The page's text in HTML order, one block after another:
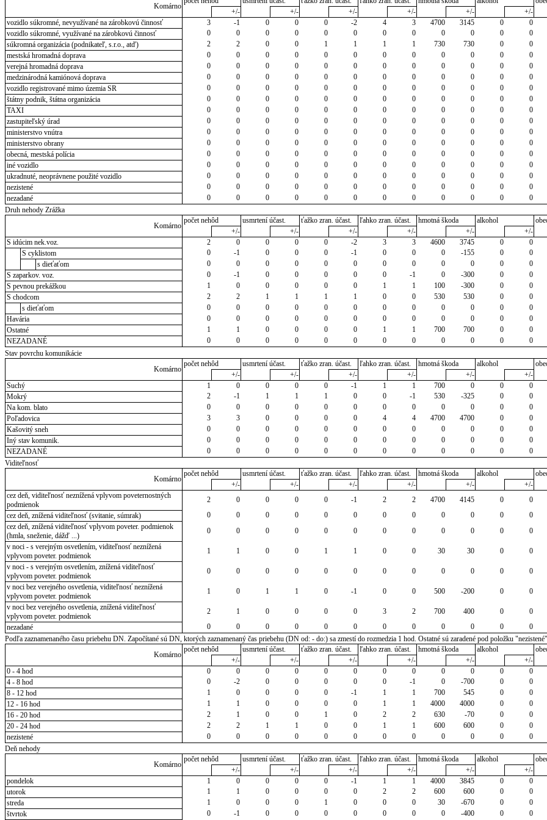
Komárno
+/-
+/- +/- +/- +/- +/-
vozidlo súkromné, nevyužívané na zárobkovú činnosť
3 -1 0 0 0 -2 4 3 4700 3145 0 0
vozidlo súkromné, využívané na zárobkovú činnosť
0 0 0 0 0 0 0 0 0 0 0 0
súkromná organizácia (podnikateľ, s.r.o., atď)
2 2 0 0 1 1 1 1 730 730 0 0
mestská hromadná doprava
0 0 0 0 0 0 0 0 0 0 0 0
verejná hromadná doprava
0 0 0 0 0 0 0 0 0 0 0 0
medzinárodná kamiónová doprava
0 0 0 0 0 0 0 0 0 0 0 0
vozidlo registrované mimo územia SR
0 0 0 0 0 0 0 0 0 0 0 0
štátny podnik, štátna organizácia
0 0 0 0 0 0 0 0 0 0 0 0
TAXI
0 0 0 0 0 0 0 0 0 0 0 0
zastupiteľský úrad
0 0 0 0 0 0 0 0 0 0 0 0
ministerstvo vnútra
0 0 0 0 0 0 0 0 0 0 0 0
ministerstvo obrany
0 0 0 0 0 0 0 0 0 0 0 0
obecná, mestská polícia
0 0 0 0 0 0 0 0 0 0 0 0
iné vozidlo
0 0 0 0 0 0 0 0 0 0 0 0
ukradnuté, neoprávnene použité vozidlo
0 0 0 0 0 0 0 0 0 0 0 0
nezistené
0 0 0 0 0 0 0 0 0 0 0 0
nezadané
0 0 0 0 0 0 0 0 0 0 0 0
Druh nehody Zrážka
Komárno
počet nehôd usmrtení účast. ťažko zran. účast. ľahko zran. účast. hmotná škoda alkohol
+/-
+/- +/- +/- +/- +/-
S idúcim nek.voz.
2 0 0 0 0 -2 3 3 4600 3745 0 0
S cyklistom
0 -1 0 0 0 -1 0 0 0 -155 0 0
s dieťaťom
0 0 0 0 0 0 0 0 0 0 0 0
S zaparkov. voz.
0 -1 0 0 0 0 0 -1 0 -300 0 0
S pevnou prekážkou
1 0 0 0 0 0 1 1 100 -300 0 0
S chodcom
2 2 1 1 1 1 0 0 530 530 0 0
s dieťaťom
0 0 0 0 0 0 0 0 0 0 0 0
Havária
0 0 0 0 0 0 0 0 0 0 0 0
Ostatné
1 1 0 0 0 0 1 1 700 700 0 0
NEZADANÉ
0 0 0 0 0 0 0 0 0 0 0 0
Stav povrchu komunikácie
Komárno
počet nehôd usmrtení účast. ťažko zran. účast. ľahko zran. účast. hmotná škoda alkohol
+/-
+/- +/- +/- +/- +/-
Suchý
1 0 0 0 0 -1 1 1 700 0 0 0
Mokrý
2 -1 1 1 1 0 0 -1 530 -325 0 0
Na kom. blato
0 0 0 0 0 0 0 0 0 0 0 0
Poľadovica
3 3 0 0 0 0 4 4 4700 4700 0 0
Kašovitý sneh
0 0 0 0 0 0 0 0 0 0 0 0
Iný stav komunik.
0 0 0 0 0 0 0 0 0 0 0 0
NEZADANÉ
0 0 0 0 0 0 0 0 0 0 0 0
Viditeľnosť
Komárno
počet nehôd usmrtení účast. ťažko zran. účast. ľahko zran. účast. hmotná škoda alkohol
+/-
+/- +/- +/- +/- +/-
cez deň, viditeľnosť neznížená vplyvom poveternostných
podmienok
2 0 0 0 0 -1 2 2 4700 4145 0 0
cez deň, znížená viditeľnosť (svitanie, súmrak)
0 0 0 0 0 0 0 0 0 0 0 0
cez deň, znížená viditeľnosť vplyvom poveter. podmienok
(hmla, sneženie, dážď ...)
0 0 0 0 0 0 0 0 0 0 0 0
v noci - s verejným osvetlením, viditeľnosť neznížená
vplyvom poveter. podmienok
1 1 0 0 1 1 0 0 30 30 0 0
v noci - s verejným osvetlením, znížená viditeľnosť
vplyvom poveter. podmienok
0 0 0 0 0 0 0 0 0 0 0 0
v noci bez verejného osvetlenia, viditeľnosť neznížená
vplyvom poveter. podmienok
1 0 1 1 0 -1 0 0 500 -200 0 0
v noci bez verejného osvetlenia, znížená viditeľnosť
vplyvom poveter. podmienok
2 1 0 0 0 0 3 2 700 400 0 0
nezadané
0 0 0 0 0 0 0 0 0 0 0 0
Podľa zaznamenaného času priebehu DN. Započítané sú DN, ktorých zaznamenaný čas priebehu (DN od: - do:) sa zmestí do rozmedzia 1 hod. Ostatné sú zaradené pod položku "nezistené"
Komárno
počet nehôd usmrtení účast. ťažko zran. účast. ľahko zran. účast. hmotná škoda alkohol
+/-
+/- +/- +/- +/- +/-
0 - 4 hod
0 0 0 0 0 0 0 0 0 0 0 0
4 - 8 hod
0 -2 0 0 0 0 0 -1 0 -700 0 0
8 - 12 hod
1 0 0 0 0 -1 1 1 700 545 0 0
12 - 16 hod
1 1 0 0 0 0 1 1 4000 4000 0 0
16 - 20 hod
2 1 0 0 1 0 2 2 630 -70 0 0
20 - 24 hod
2 2 1 1 0 0 1 1 600 600 0 0
nezistené
0 0 0 0 0 0 0 0 0 0 0 0
Deň nehody
Komárno
počet nehôd usmrtení účast. ťažko zran. účast. ľahko zran. účast. hmotná škoda alkohol
+/-
+/- +/- +/- +/- +/-
pondelok
1 0 0 0 0 -1 1 1 4000 3845 0 0
utorok
1 1 0 0 0 0 2 2 600 600 0 0
streda
1 0 0 0 1 0 0 0 30 -670 0 0
štvrtok
0 -1 0 0 0 0 0 0 0 -400 0 0